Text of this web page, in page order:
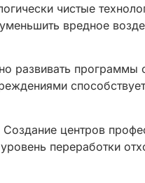
чистые
вредное
развивать программы
центров
переработки